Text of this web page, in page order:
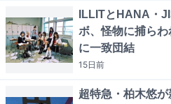
ILLITとHANA・
ボ、怪物に捕ら
に一致団結
15日前
超特急・柏木悠